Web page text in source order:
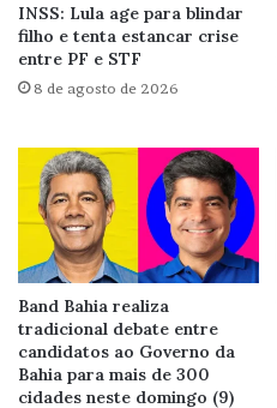
INSS: Lula age para blindar
filho e tenta estancar crise
entre PF e STF
8 de agosto de 2026
Band Bahia realiza
tradicional debate entre
candidatos ao Governo da
Bahia para mais de 300
cidades neste domingo (9)